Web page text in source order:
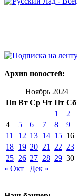
Архив новостей:
Ноябрь 2024
Пн Вт Ср Чт Пт Сб
1
2
4
5 6 7 8 9
11
12 13 14 15 16
18 19 20 21 22 23
25 26 27 28 29 30
« Окт
Дек »